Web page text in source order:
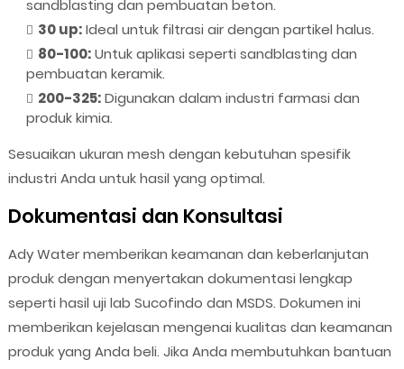
sandblasting dan pembuatan beton.
30 up:Ideal untuk filtrasi air dengan partikel halus.
80-100:Untuk aplikasi seperti sandblasting dan
pembuatan keramik.
200-325:Digunakan dalam industri farmasi dan
produk kimia.
Sesuaikan ukuran mesh dengan kebutuhan spesifik
industri Anda untuk hasil yang optimal.
Dokumentasi dan Konsultasi
Ady Water memberikan keamanan dan keberlanjutan
produk dengan menyertakan dokumentasi lengkap
seperti hasil uji lab Sucofindo dan MSDS. Dokumen ini
memberikan kejelasan mengenai kualitas dan keamanan
produk yang Anda beli. Jika Anda membutuhkan bantuan